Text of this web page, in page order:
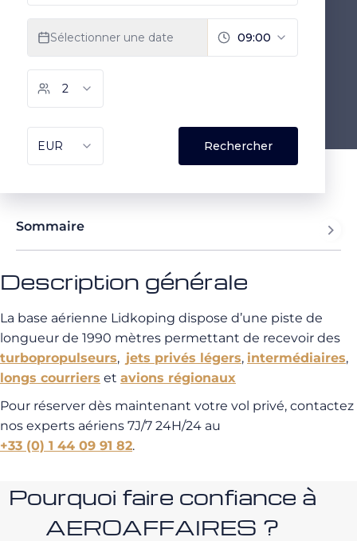
Sommaire
Description générale
La base aérienne Lidkoping dispose d’une piste de
longueur de 1990 mètres permettant de recevoir des
turbopropulseurs, jets privés légers, intermédiaires,
longs courriers et avions régionaux
Pour réserver dès maintenant votre vol privé, contactez
nos experts aériens 7J/7 24H/24 au
+33 (0) 1 44 09 91 82.
Pourquoi faire confiance à
AEROAFFAIRES ?